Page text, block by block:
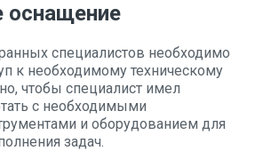
оснащение
специалистов необходимо
к необходимому техническому
чтобы специалист имел
с необходимыми
и оборудованием для
задач.